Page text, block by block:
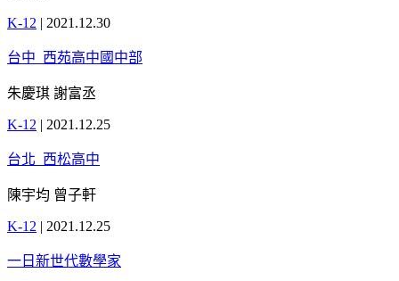
K-12 | 2021.12.30
台中_西苑高中國中部
朱慶琪 謝富丞
K-12 | 2021.12.25
台北_西松高中
陳宇均 曾子軒
K-12 | 2021.12.25
一日新世代數學家